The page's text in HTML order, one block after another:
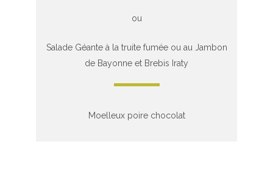
ou
Salade Géante à la truite fumée ou au Jambon
de Bayonne et Brebis Iraty
Moelleux poire chocolat